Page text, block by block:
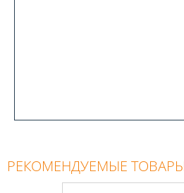
РЕКОМЕНДУЕМЫЕ